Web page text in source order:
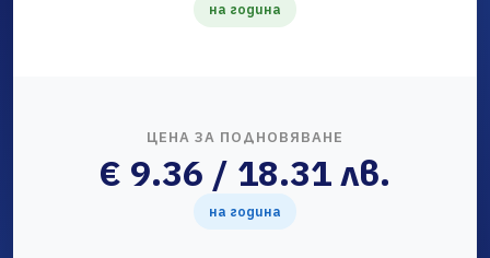
на година
ЦЕНА ЗА ПОДНОВЯВАНЕ
€ 9.36 / 18.31 лв.
на година